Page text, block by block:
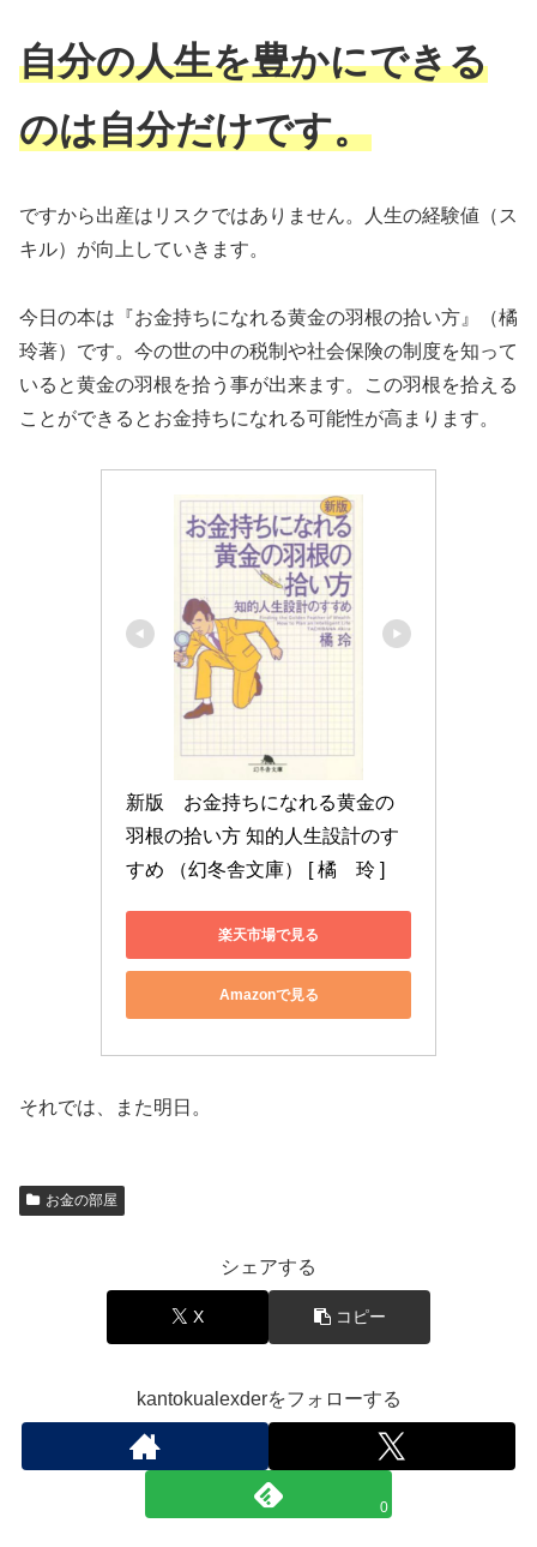
自分の人生を豊かにできる
のは自分だけです。
ですから出産はリスクではありません。人生の経験値（ス
キル）が向上していきます。
今日の本は『お金持ちになれる黄金の羽根の拾い方』（橘
玲著）です。今の世の中の税制や社会保険の制度を知って
いると黄金の羽根を拾う事が出来ます。この羽根を拾える
ことができるとお金持ちになれる可能性が高まります。
新版　お金持ちになれる黄金の
羽根の拾い方 知的人生設計のす
すめ （幻冬舎文庫） [ 橘　玲 ]
楽天市場で見る
Amazonで見る
それでは、また明日。
お金の部屋
シェアする
X コピー
kantokualexderをフォローする
0